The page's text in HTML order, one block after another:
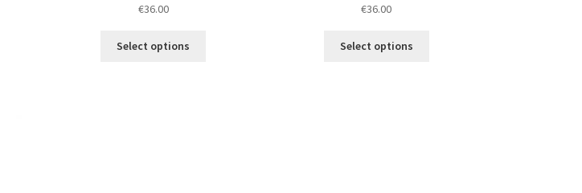
5.00od 5
€36.00
Select options
5.00od 5
€36.00
Select options